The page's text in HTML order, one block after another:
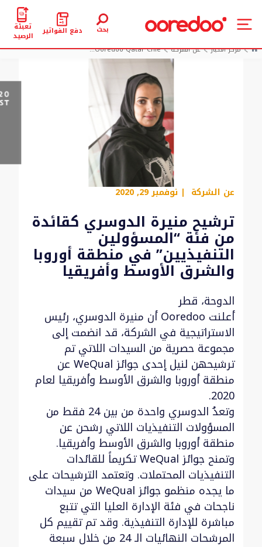
بحث دفع الفواتير تعبئة
الرصيد
مركز الأخبار
عن الشركة Ooredoo Qatar Chie...
عن الشركة | نوفمبر 29, 2020
ترشيح منيرة الدوسري كقائدة
من فئة “المسؤولين
التنفيذيين” في منطقة أوروبا
والشرق الأوسط وأفريقيا
الدوحة، قطر
أعلنت Ooredoo أن منيرة الدوسري، رئيس
الاستراتيجية في الشركة، قد انضمت إلى
مجموعة حصرية من السيدات اللاتي تم
ترشيحهن لنيل إحدى جوائز WeQual عن
منطقة أوروبا والشرق الأوسط وأفريقيا لعام
2020.
وتعدُ الدوسري واحدة من بين 24 فقط من
المسؤولات التنفيذيات اللاتي رشحن عن
منطقة أوروبا والشرق الأوسط وأفريقيا.
وتمنح جوائز WeQual تكريماً للقائدات
التنفيذيات المحتملات. وتعتمد الترشيحات على
ما يجده منظمو جوائز WeQual من سيدات
ناجحات في فئة الإدارة العليا التي تتبع
مباشرة للإدارة التنفيذية. وقد تم تقييم كل
المرشحات النهائيات الـ 24 من خلال سبعة